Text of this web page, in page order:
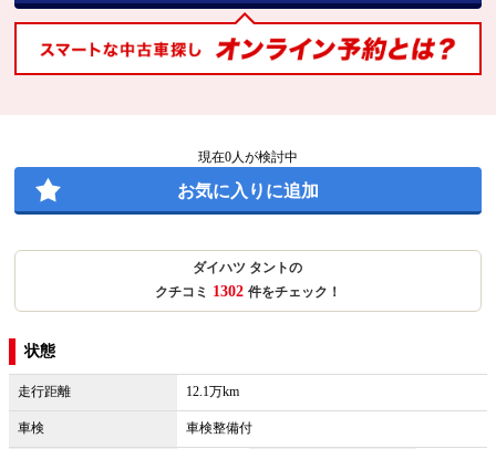
現在0人が検討中
お気に入りに追加
ダイハツ タントの
クチコミ 1302 件をチェック！
状態
走行距離 12.1万km
車検 車検整備付